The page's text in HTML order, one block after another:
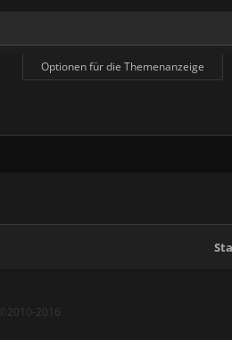
Optionen für die Themenanzeige
©2010-2016